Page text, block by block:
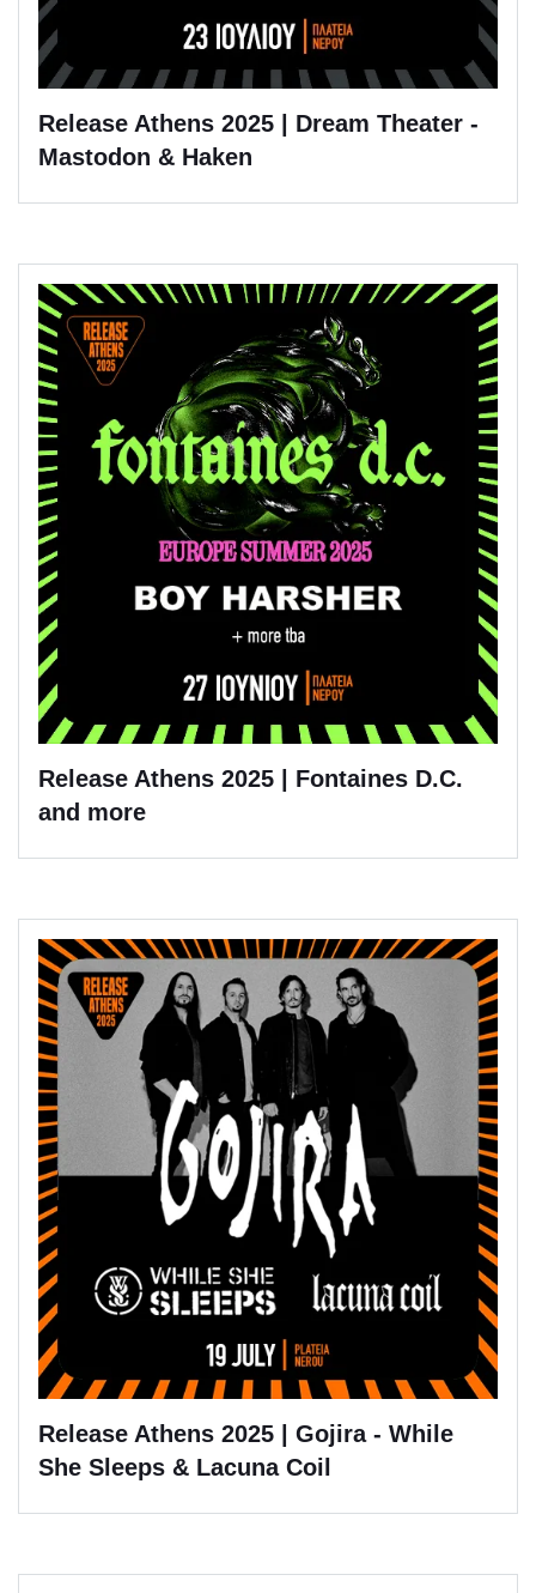
Release Athens 2025 | Dream Theater -
Mastodon & Haken
Release Athens 2025 | Fontaines D.C.
and more
Release Athens 2025 | Gojira - While
She Sleeps & Lacuna Coil